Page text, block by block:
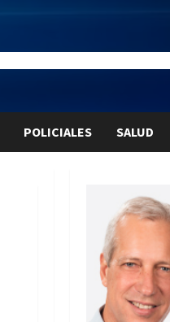
POLICIALES SALUD